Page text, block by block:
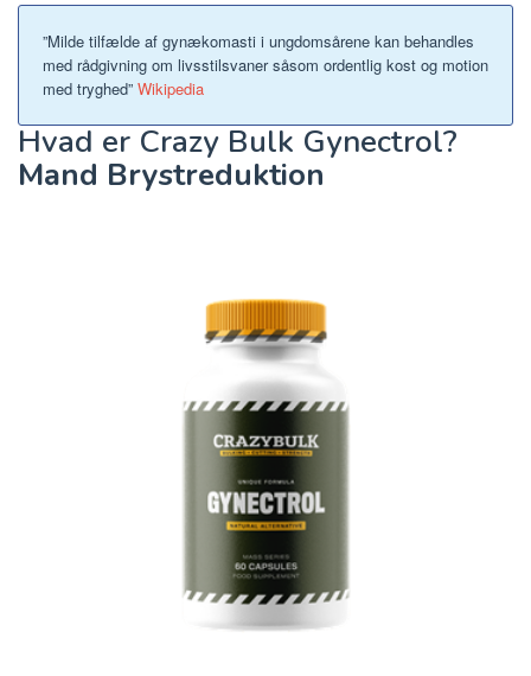
”Milde tilfælde af gynækomasti i ungdomsårene kan behandles
med rådgivning om livsstilsvaner såsom ordentlig kost og motion
med tryghed” Wikipedia
Hvad er Crazy Bulk Gynectrol?
Mand Brystreduktion